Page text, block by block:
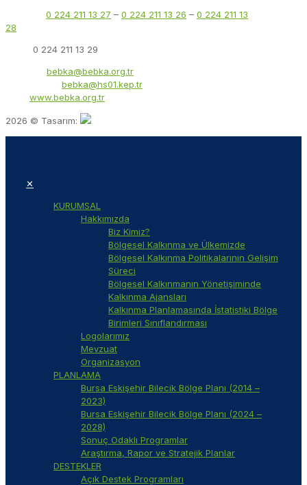
0 224 211 13 27 – 0 224 211 13 26 – 0 224 211 13
28
0 224 211 13 29
bebka@bebka.org.tr
bebka@hs01.kep.tr
www.bebka.org.tr
2026 © Tasarım:
✕
KURUMSAL
Hakkımızda
Biz Kimiz?
Bölgesel Kalkınma ve Ülkemizde
Bölgesel Kalkınma Politikalarının Gelişim
Süreci
Bölgesel Kalkınmanın Yönetişiminde
Kalkınma Ajansları
Kalkınma Planlamasında İstatistiki Bölge
Birimleri Sınıflandırması
Logolarımız
Mevzuat
Organizasyon
PLANLAMA
Bursa Eskişehir Bilecik Bölge Planı (2014 –
2023)
Bursa Eskişehir Bilecik Bölge Planı (2024 –
2028)
Sonuç Odaklı Programlar
Araştırma, Rapor ve Stratejik Planlar
DESTEKLER
Açık Destek Programları